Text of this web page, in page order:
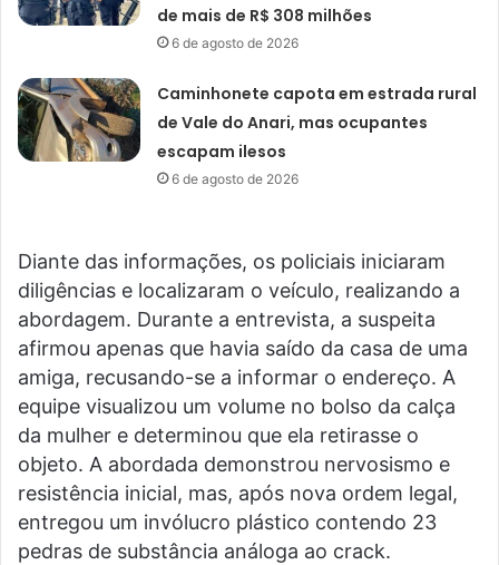
de mais de R$ 308 milhões
6 de agosto de 2026
Caminhonete capota em estrada rural
de Vale do Anari, mas ocupantes
escapam ilesos
6 de agosto de 2026
Diante das informações, os policiais iniciaram
diligências e localizaram o veículo, realizando a
abordagem. Durante a entrevista, a suspeita
afirmou apenas que havia saído da casa de uma
amiga, recusando-se a informar o endereço. A
equipe visualizou um volume no bolso da calça
da mulher e determinou que ela retirasse o
objeto. A abordada demonstrou nervosismo e
resistência inicial, mas, após nova ordem legal,
entregou um invólucro plástico contendo 23
pedras de substância análoga ao crack.